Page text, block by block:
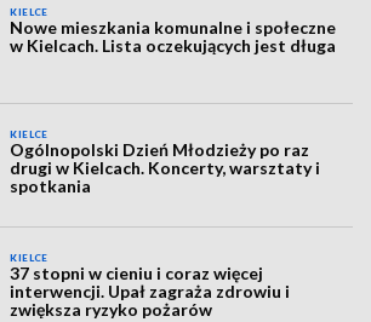
KIELCE
Nowe mieszkania komunalne i społeczne
w Kielcach. Lista oczekujących jest długa
KIELCE
Ogólnopolski Dzień Młodzieży po raz
drugi w Kielcach. Koncerty, warsztaty i
spotkania
KIELCE
37 stopni w cieniu i coraz więcej
interwencji. Upał zagraża zdrowiu i
zwiększa ryzyko pożarów